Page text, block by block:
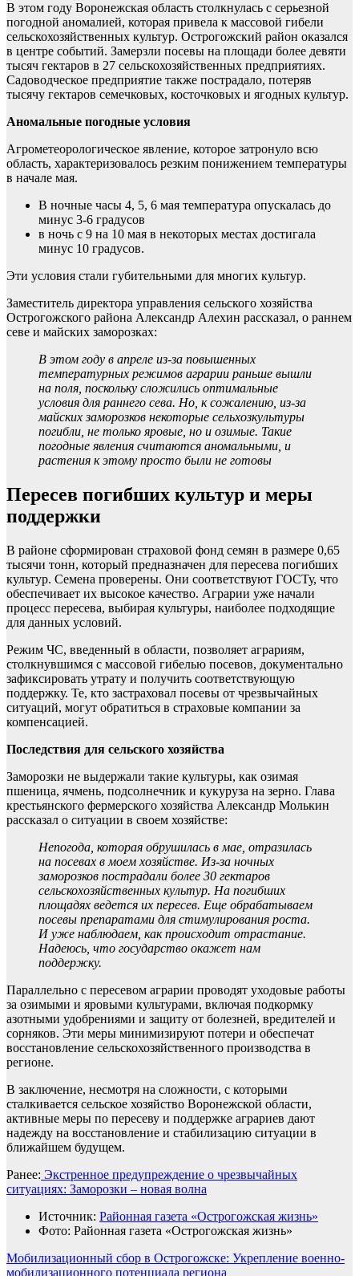
В этом году Воронежская область столкнулась с серьезной
погодной аномалией, которая привела к массовой гибели
сельскохозяйственных культур. Острогожский район оказался
в центре событий. Замерзли посевы на площади более девяти
тысяч гектаров в 27 сельскохозяйственных предприятиях.
Садоводческое предприятие также пострадало, потеряв
тысячу гектаров семечковых, косточковых и ягодных культур.
Аномальные погодные условия
Агрометеорологическое явление, которое затронуло всю
область, характеризовалось резким понижением температуры
в начале мая.
В ночные часы 4, 5, 6 мая температура опускалась до
минус 3-6 градусов
в ночь с 9 на 10 мая в некоторых местах достигала
минус 10 градусов.
Эти условия стали губительными для многих культур.
Заместитель директора управления сельского хозяйства
Острогожского района Александр Алехин рассказал, о раннем
севе и майских заморозках:
В этом году в апреле из-за повышенных
температурных режимов аграрии раньше вышли
на поля, поскольку сложились оптимальные
условия для раннего сева. Но, к сожалению, из-за
майских заморозков некоторые сельхозкультуры
погибли, не только яровые, но и озимые. Такие
погодные явления считаются аномальными, и
растения к этому просто были не готовы
Пересев погибших культур и меры
поддержки
В районе сформирован страховой фонд семян в размере 0,65
тысячи тонн, который предназначен для пересева погибших
культур. Семена проверены. Они соответствуют ГОСТу, что
обеспечивает их высокое качество. Аграрии уже начали
процесс пересева, выбирая культуры, наиболее подходящие
для данных условий.
Режим ЧС, введенный в области, позволяет аграриям,
столкнувшимся с массовой гибелью посевов, документально
зафиксировать утрату и получить соответствующую
поддержку. Те, кто застраховал посевы от чрезвычайных
ситуаций, могут обратиться в страховые компании за
компенсацией.
Последствия для сельского хозяйства
Заморозки не выдержали такие культуры, как озимая
пшеница, ячмень, подсолнечник и кукуруза на зерно. Глава
крестьянского фермерского хозяйства Александр Молькин
рассказал о ситуации в своем хозяйстве:
Непогода, которая обрушилась в мае, отразилась
на посевах в моем хозяйстве. Из-за ночных
заморозков пострадали более 30 гектаров
сельскохозяйственных культур. На погибших
площадях ведется их пересев. Еще обрабатываем
посевы препаратами для стимулирования роста.
И уже наблюдаем, как происходит отрастание.
Надеюсь, что государство окажет нам
поддержку.
Параллельно с пересевом аграрии проводят уходовые работы
за озимыми и яровыми культурами, включая подкормку
азотными удобрениями и защиту от болезней, вредителей и
сорняков. Эти меры минимизируют потери и обеспечат
восстановление сельскохозяйственного производства в
регионе.
В заключение, несмотря на сложности, с которыми
сталкивается сельское хозяйство Воронежской области,
активные меры по пересеву и поддержке аграриев дают
надежду на восстановление и стабилизацию ситуации в
ближайшем будущем.
Ранее: Экстренное предупреждение о чрезвычайных
ситуациях: Заморозки – новая волна
Источник: Районная газета «Острогожская жизнь»
Фото: Районная газета «Острогожская жизнь»
Навигация
Мобилизационный сбор в Острогожске: Укрепление военно-
мобилизационного потенциала региона